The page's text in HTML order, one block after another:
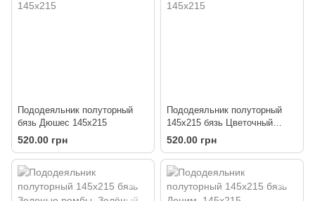
Пододеяльник полуторный
бязь Дюшес 145х215
520.00 грн
Пододеяльник полуторный
145х215 бязь Цветочный
ковер
520.00 грн